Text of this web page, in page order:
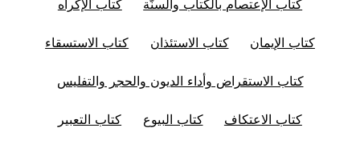
كتاب الإعتصام بالكتاب والسنَّة كتاب الإكراه
كتاب الإيمان كتاب الاستئذان كتاب الاستسقاء
كتاب الاستقراض وأداء الديون والحجر والتفليس
كتاب الاعتكاف كتاب البيوع كتاب التعبير